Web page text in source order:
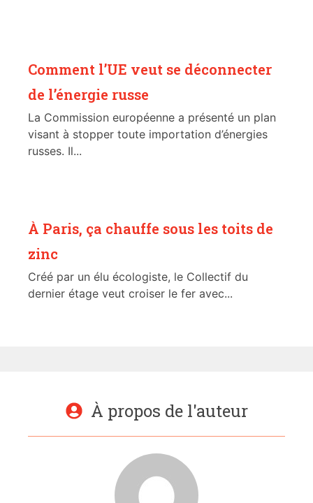
Comment l’UE veut se déconnecter
de l’énergie russe
La Commission européenne a présenté un plan
visant à stopper toute importation d’énergies
russes. Il...
À Paris, ça chauffe sous les toits de
zinc
Créé par un élu écologiste, le Collectif du
dernier étage veut croiser le fer avec...
À propos de l'auteur